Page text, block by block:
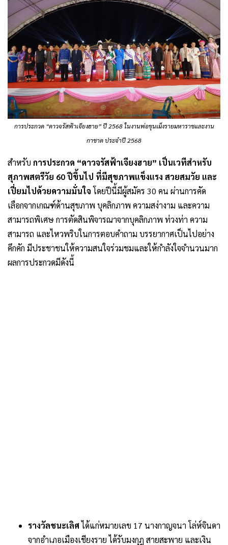
การประกวด “ดาวจรัสฟ้าเจียงฮาย” ปี 2568 ในงานพ่อขุนเม็งรายมหาราชและงาน
กาชาด ประจำปี 2568
สำหรับ การประกวด “ดาวจรัสฟ้าเจียงฮาย” เป็นเวทีสำหรับ
สุภาพสตรีวัย 60 ปีขึ้นไป ที่มีสุขภาพแข็งแรง สวยสมวัย และ
เปี่ยมไปด้วยความมั่นใจ โดยปีนี้มีผู้สมัคร 30 คน ผ่านการคัด
เลือกจากเกณฑ์ด้านสุขภาพ บุคลิกภาพ ความสง่างาม และความ
สามารถพิเศษ การตัดสินพิจารณาจากบุคลิกภาพ ท่วงท่า ความ
สามารถ และไหวพริบในการตอบคำถาม บรรยากาศเป็นไปอย่าง
คึกคัก มีประชาชนให้ความสนใจร่วมชมและให้กำลังใจจำนวนมาก
ผลการประกวดมีดังนี้
รางวัลชนะเลิศได้แก่หมายเลข 17 นางกาญจนา โล่ห์จินดา
จากอำเภอเมืองเชียงราย ได้รับมงกุฎ สายสะพาย และเงิน